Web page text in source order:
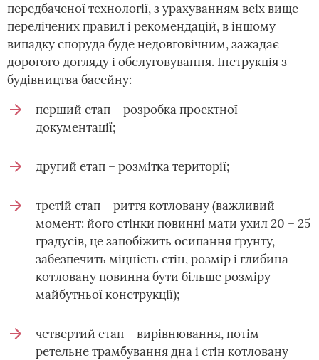
передбаченої технології, з урахуванням всіх вище
перелічених правил і рекомендацій, в іншому
випадку споруда буде недовговічним, зажадає
дорогого догляду і обслуговування. Інструкція з
будівництва басейну:
перший етап – розробка проектної
документації;
другий етап – розмітка території;
третій етап – риття котловану (важливий
момент: його стінки повинні мати ухил 20 – 25
градусів, це запобіжить осипання ґрунту,
забезпечить міцність стін, розмір і глибина
котловану повинна бути більше розміру
майбутньої конструкції);
четвертий етап – вирівнювання, потім
ретельне трамбування дна і стін котловану